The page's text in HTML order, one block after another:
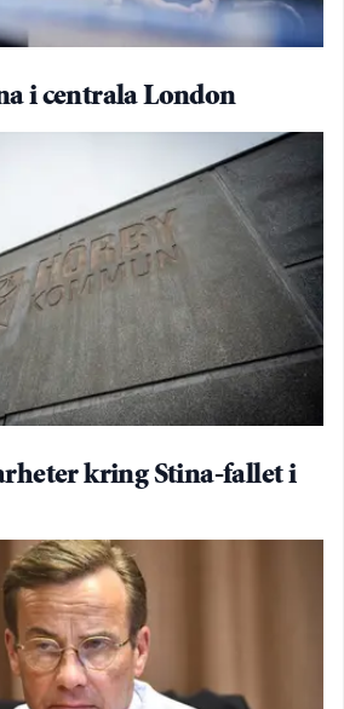
i centrala London
kring Stina-fallet i